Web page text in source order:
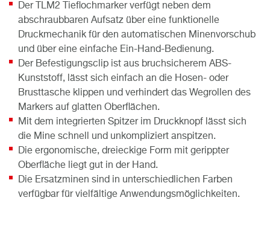
Der TLM2 Tieflochmarker verfügt neben dem
abschraubbaren Aufsatz über eine funktionelle
Druckmechanik für den automatischen Minenvorschub
und über eine einfache Ein-Hand-Bedienung.
Der Befestigungsclip ist aus bruchsicherem ABS-
Kunststoff, lässt sich einfach an die Hosen- oder
Brusttasche klippen und verhindert das Wegrollen des
Markers auf glatten Oberflächen.
Mit dem integrierten Spitzer im Druckknopf lässt sich
die Mine schnell und unkompliziert anspitzen.
Die ergonomische, dreieckige Form mit gerippter
Oberfläche liegt gut in der Hand.
Die Ersatzminen sind in unterschiedlichen Farben
verfügbar für vielfältige Anwendungsmöglichkeiten.